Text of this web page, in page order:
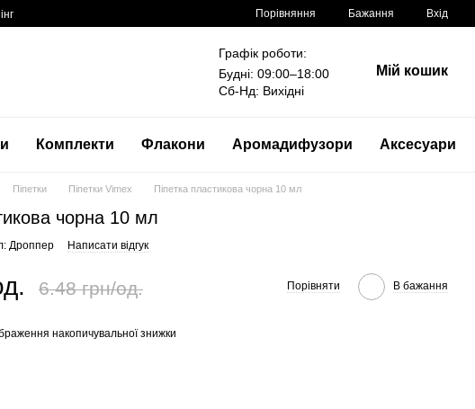
Порівняння Бажання Вхід
Графік роботи:
Будні: 09:00–18:00
Сб-Нд: Вихідні
Мій кошик
Комплекти Флакони Аромадифузори Аксесуари
Піпетки Піпетки Vimex Піпетка пластикова чорна 10 мл
чорна 10 мл
Дроппер Написати відгук
6.48 грн/од. Порівняти В бажання
накопичувальної знижки